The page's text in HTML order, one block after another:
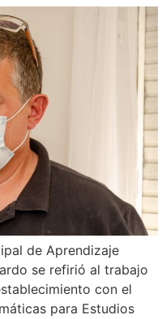
de Aprendizaje
se refirió al trabajo
con el
para Estudios